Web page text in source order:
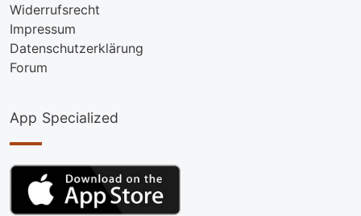
Widerrufsrecht
Impressum
Datenschutzerklärung
Forum
App Specialized